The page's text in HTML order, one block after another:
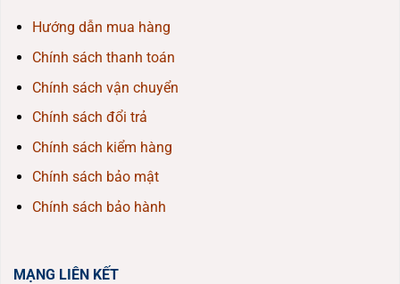
Hướng dẫn mua hàng
Chính sách thanh toán
Chính sách vận chuyển
Chính sách đổi trả
Chính sách kiểm hàng
Chính sách bảo mật
Chính sách bảo hành
MẠNG LIÊN KẾT